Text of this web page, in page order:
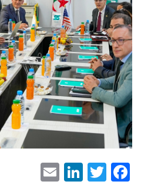
Facebook
Twitter
LinkedIn